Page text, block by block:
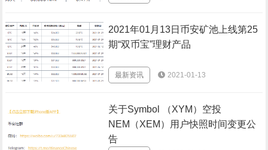
2021年01月13日币安矿池上线第25
期“双币宝”理财产品
最新资讯 2021-01-13
关于Symbol （XYM）空投
NEM（XEM）用户快照时间变更公
告